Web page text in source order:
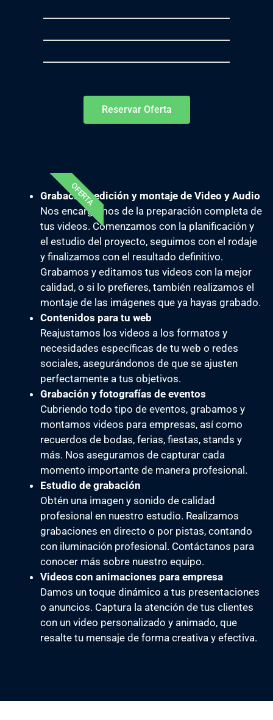
Reservar Oferta
OFERTA
Grabación, edición y montaje de Video y Audio
Nos encargamos de la preparación completa de
tus videos. Comenzamos con la planificación y
el estudio del proyecto, seguimos con el rodaje
y finalizamos con el resultado definitivo.
Grabamos y editamos tus videos con la mejor
calidad, o si lo prefieres, también realizamos el
montaje de las imágenes que ya hayas grabado.
Contenidos para tu web
Reajustamos los videos a los formatos y
necesidades específicas de tu web o redes
sociales, asegurándonos de que se ajusten
perfectamente a tus objetivos.
Grabación y fotografías de eventos
Cubriendo todo tipo de eventos, grabamos y
montamos videos para empresas, así como
recuerdos de bodas, ferias, fiestas, stands y
más. Nos aseguramos de capturar cada
momento importante de manera profesional.
Estudio de grabación
Obtén una imagen y sonido de calidad
profesional en nuestro estudio. Realizamos
grabaciones en directo o por pistas, contando
con iluminación profesional. Contáctanos para
conocer más sobre nuestro equipo.
Videos con animaciones para empresa
Damos un toque dinámico a tus presentaciones
o anuncios. Captura la atención de tus clientes
con un video personalizado y animado, que
resalte tu mensaje de forma creativa y efectiva.